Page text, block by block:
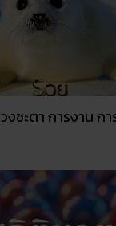
ชะตา การงาน กา